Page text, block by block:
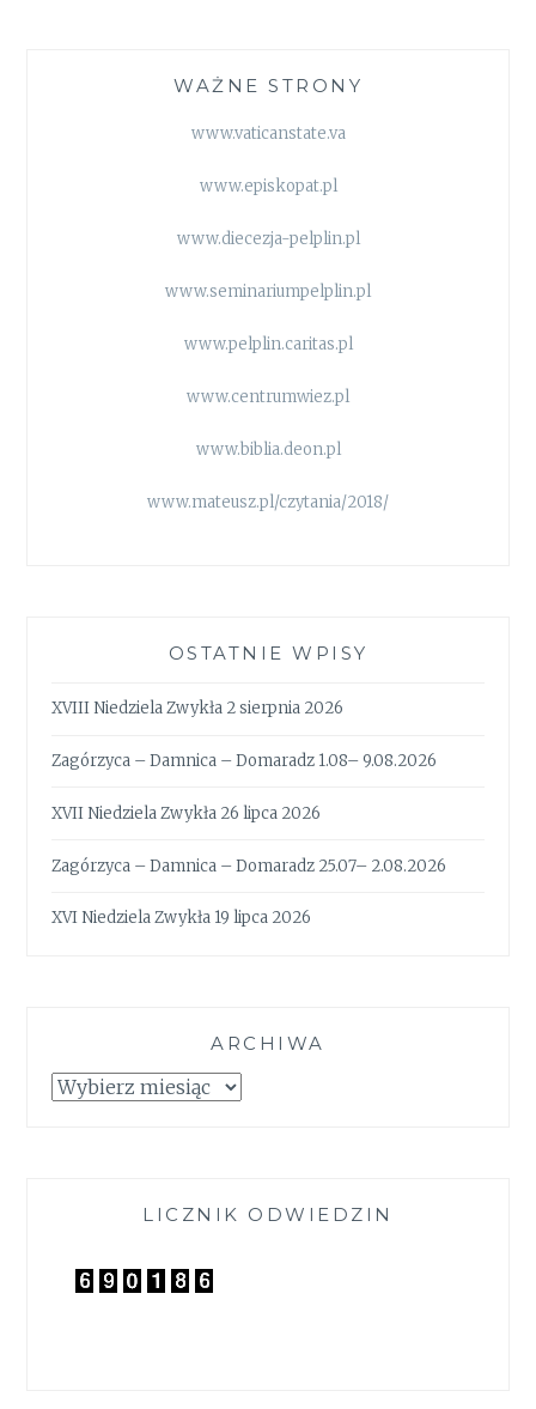
WAŻNE STRONY
www.vaticanstate.va
www.episkopat.pl
www.diecezja-pelplin.pl
www.seminariumpelplin.pl
www.pelplin.caritas.pl
www.centrumwiez.pl
www.biblia.deon.pl
www.mateusz.pl/czytania/2018/
OSTATNIE WPISY
XVIII Niedziela Zwykła 2 sierpnia 2026
Zagórzyca – Damnica – Domaradz 1.08– 9.08.2026
XVII Niedziela Zwykła 26 lipca 2026
Zagórzyca – Damnica – Domaradz 25.07– 2.08.2026
XVI Niedziela Zwykła 19 lipca 2026
ARCHIWA
Archiwa
LICZNIK ODWIEDZIN